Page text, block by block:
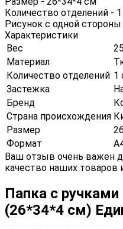
Количество отделений -
Рисунок с одной стороны
Характеристики
Вес
Материал
Количество отделений 1
Застежка
Бренд
Страна происхождения
Размер
Формат
Ваш отзыв очень важен
качество наших товаров
Папка с
(26*34*4 см)